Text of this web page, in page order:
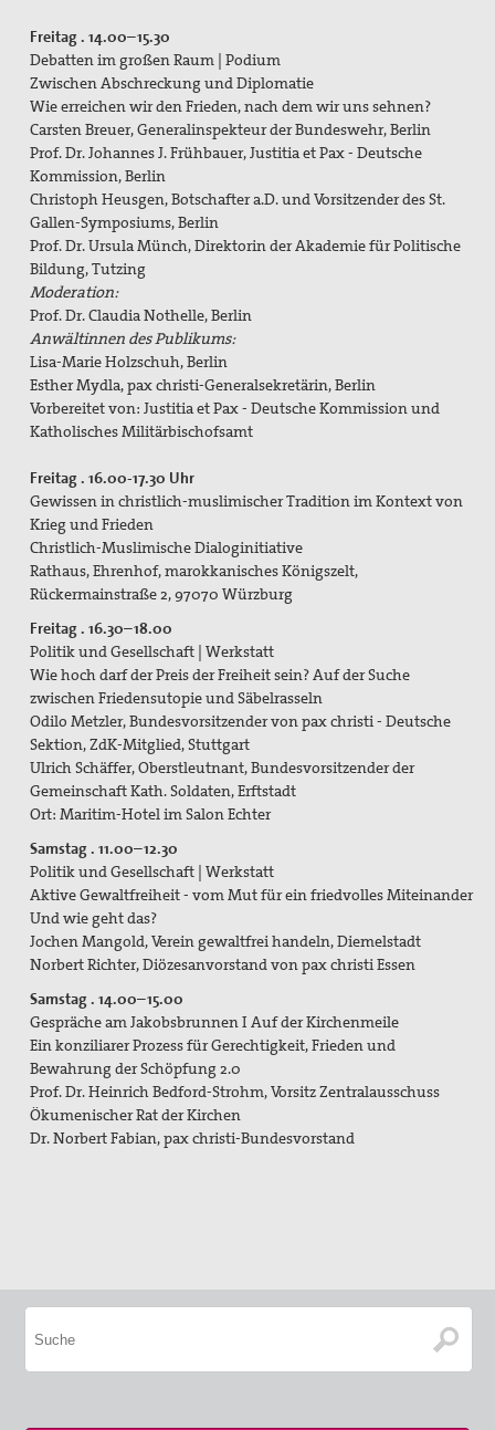
Freitag . 14.00–15.30
Debatten im großen Raum | Podium
Zwischen Abschreckung und Diplomatie
Wie erreichen wir den Frieden, nach dem wir uns sehnen?
Carsten Breuer, Generalinspekteur der Bundeswehr, Berlin
Prof. Dr. Johannes J. Frühbauer, Justitia et Pax - Deutsche
Kommission, Berlin
Christoph Heusgen, Botschafter a.D. und Vorsitzender des St.
Gallen-Symposiums, Berlin
Prof. Dr. Ursula Münch, Direktorin der Akademie für Politische
Bildung, Tutzing
Moderation:
Prof. Dr. Claudia Nothelle, Berlin
Anwältinnen des Publikums:
Lisa-Marie Holzschuh, Berlin
Esther Mydla, pax christi-Generalsekretärin, Berlin
Vorbereitet von: Justitia et Pax - Deutsche Kommission und
Katholisches Militärbischofsamt
Freitag . 16.00-17.30 Uhr
Gewissen in christlich-muslimischer Tradition im Kontext von
Krieg und Frieden
Christlich-Muslimische Dialoginitiative
Rathaus, Ehrenhof, marokkanisches Königszelt,
Rückermainstraße 2, 97070 Würzburg
Freitag . 16.30–18.00
Politik und Gesellschaft | Werkstatt
Wie hoch darf der Preis der Freiheit sein? Auf der Suche
zwischen Friedensutopie und Säbelrasseln
Odilo Metzler, Bundesvorsitzender von pax christi - Deutsche
Sektion, ZdK-Mitglied, Stuttgart
Ulrich Schäffer, Oberstleutnant, Bundesvorsitzender der
Gemeinschaft Kath. Soldaten, Erftstadt
Ort: Maritim-Hotel im Salon Echter
Samstag . 11.00–12.30
Politik und Gesellschaft | Werkstatt
Aktive Gewaltfreiheit - vom Mut für ein friedvolles Miteinander
Und wie geht das?
Jochen Mangold, Verein gewaltfrei handeln, Diemelstadt
Norbert Richter, Diözesanvorstand von pax christi Essen
Samstag . 14.00–15.00
Gespräche am Jakobsbrunnen I Auf der Kirchenmeile
Ein konziliarer Prozess für Gerechtigkeit, Frieden und
Bewahrung der Schöpfung 2.0
Prof. Dr. Heinrich Bedford-Strohm, Vorsitz Zentralausschuss
Ökumenischer Rat der Kirchen
Dr. Norbert Fabian, pax christi-Bundesvorstand